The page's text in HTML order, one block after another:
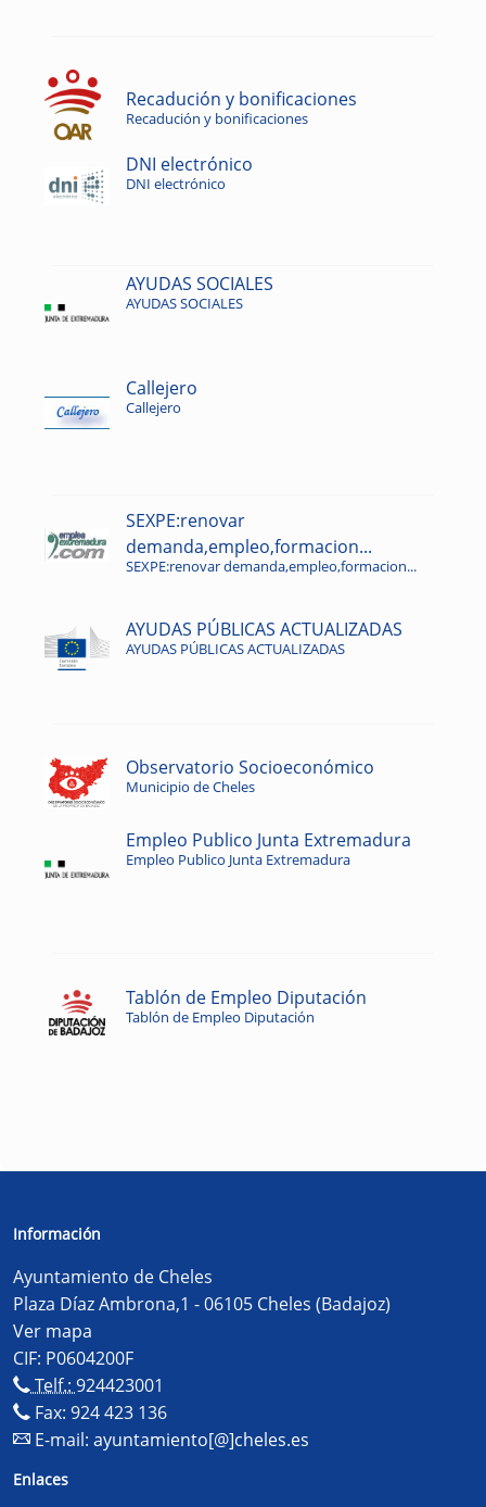
Recadución y bonificaciones
Recadución y bonificaciones
DNI electrónico
DNI electrónico
AYUDAS SOCIALES
AYUDAS SOCIALES
Callejero
Callejero
SEXPE:renovar
demanda,empleo,formacion...
SEXPE:renovar demanda,empleo,formacion...
AYUDAS PÚBLICAS ACTUALIZADAS
AYUDAS PÚBLICAS ACTUALIZADAS
Observatorio Socioeconómico
Municipio de Cheles
Empleo Publico Junta Extremadura
Empleo Publico Junta Extremadura
Tablón de Empleo Diputación
Tablón de Empleo Diputación
Información
Ayuntamiento de Cheles
Plaza Díaz Ambrona,1 - 06105 Cheles (Badajoz)
Ver mapa
CIF: P0604200F
Telf.: 924423001
Fax: 924 423 136
E-mail: ayuntamiento[@]cheles.es
Enlaces